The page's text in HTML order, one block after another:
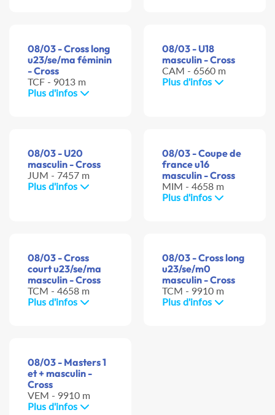
08/03 - Cross long
u23/se/ma féminin
- Cross
TCF - 9013 m
Plus d'infos
08/03 - U18
masculin - Cross
CAM - 6560 m
Plus d'infos
08/03 - U20
masculin - Cross
JUM - 7457 m
Plus d'infos
08/03 - Coupe de
france u16
masculin - Cross
MIM - 4658 m
Plus d'infos
08/03 - Cross
court u23/se/ma
masculin - Cross
TCM - 4658 m
Plus d'infos
08/03 - Cross long
u23/se/m0
masculin - Cross
TCM - 9910 m
Plus d'infos
08/03 - Masters 1
et + masculin -
Cross
VEM - 9910 m
Plus d'infos